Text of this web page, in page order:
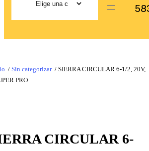
/ Sin categorizar / SIERRA CIRCULAR 6-1/2, 20V,
PRO
CIRCULAR 6-